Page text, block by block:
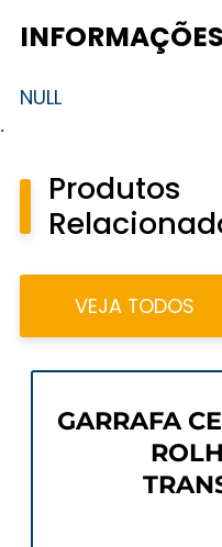
NULL
.
Produtos
VEJA TODOS
GARRAFA